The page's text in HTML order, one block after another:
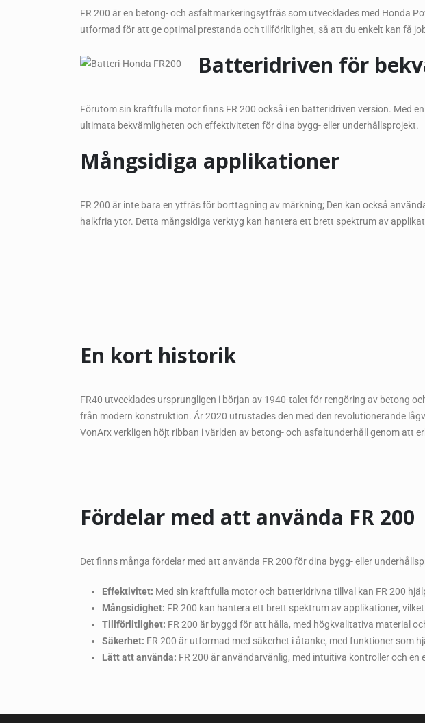
FR 200 är en betong- och asfaltmarkeringsytfräs som utvecklades med Honda
utformad för att ge optimal prestanda och tillförlitlighet, så att du enkelt kan få
Batteridriven för
Förutom sin kraftfulla motor finns FR 200 också i en batteridriven version. Med
ultimata bekvämligheten och effektiviteten för dina bygg- eller underhållsprojekt.
Mångsidiga applikationer
FR 200 är inte bara en ytfräs för borttagning av märkning; Den kan också
halkfria ytor. Detta mångsidiga verktyg kan hantera ett brett spektrum av
En kort historik
FR40 utvecklades ursprungligen i början av 1940-talet för rengöring av betong
från modern konstruktion. År 2020 utrustades den med den revolutionerande
VonArx verkligen höjt ribban i världen av betong- och asfaltunderhåll genom att
Fördelar med att använda FR 200
Det finns många fördelar med att använda FR 200 för dina bygg- eller
Effektivitet: Med sin kraftfulla motor och batteridrivna tillval kan FR 200
Mångsidighet: FR 200 kan hantera ett brett spektrum av applikationer,
Tillförlitlighet: FR 200 är byggd för att hålla, med högkvalitativa material
Säkerhet: FR 200 är utformad med säkerhet i åtanke, med funktioner som
Lätt att använda: FR 200 är användarvänlig, med intuitiva kontroller och